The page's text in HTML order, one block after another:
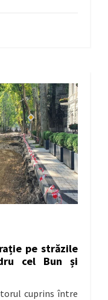
pe străzile
cel Bun și
cuprins între